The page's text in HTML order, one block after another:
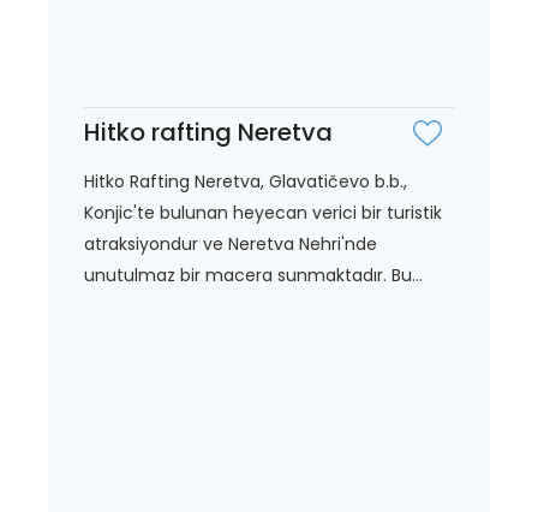
Hitko rafting Neretva
Hitko Rafting Neretva, Glavatičevo b.b.,
Konjic'te bulunan heyecan verici bir turistik
atraksiyondur ve Neretva Nehri'nde
unutulmaz bir macera sunmaktadır. Bu...